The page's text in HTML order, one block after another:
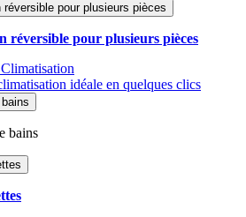
réversible pour plusieurs pièces
réversible pour plusieurs pièces
idéale en quelques clics
bains